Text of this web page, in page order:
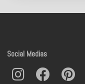
Social Medias